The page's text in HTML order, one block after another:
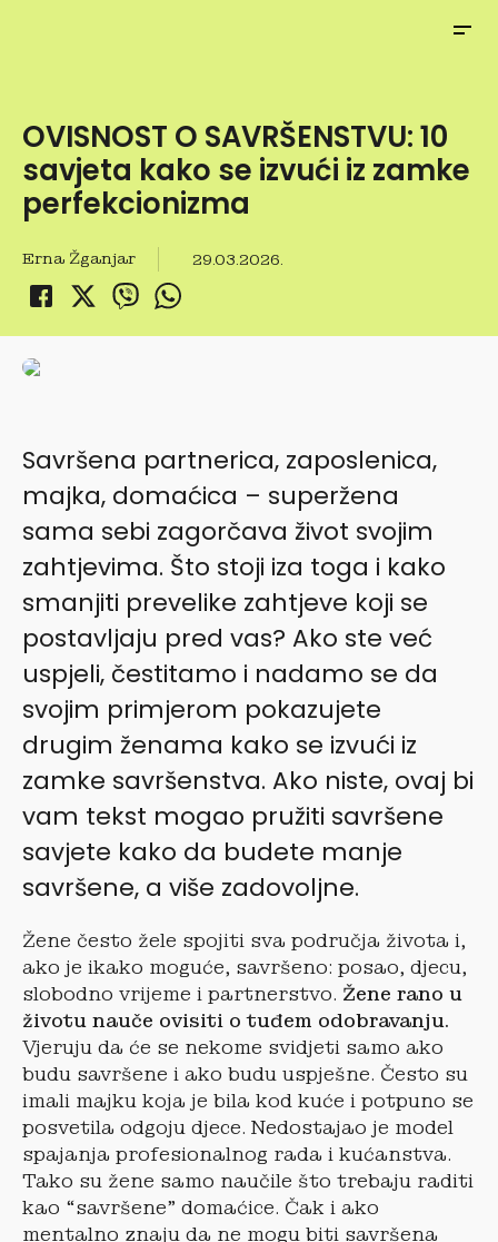
OVISNOST O SAVRŠENSTVU: 10
savjeta kako se izvući iz zamke
perfekcionizma
Erna Žganjar 29.03.2026.
Savršena partnerica, zaposlenica,
majka, domaćica – superžena
sama sebi zagorčava život svojim
zahtjevima. Što stoji iza toga i kako
smanjiti prevelike zahtjeve koji se
postavljaju pred vas? Ako ste već
uspjeli, čestitamo i nadamo se da
svojim primjerom pokazujete
drugim ženama kako se izvući iz
zamke savršenstva. Ako niste, ovaj bi
vam tekst mogao pružiti savršene
savjete kako da budete manje
savršene, a više zadovoljne.
Žene često žele spojiti sva područja života i,
ako je ikako moguće, savršeno: posao, djecu,
slobodno vrijeme i partnerstvo. Žene rano u
životu nauče ovisiti o tuđem odobravanju.
Vjeruju da će se nekome svidjeti samo ako
budu savršene i ako budu uspješne. Često su
imali majku koja je bila kod kuće i potpuno se
posvetila odgoju djece. Nedostajao je model
spajanja profesionalnog rada i kućanstva.
Tako su žene samo naučile što trebaju raditi
kao “savršene” domaćice. Čak i ako
mentalno znaju da ne mogu biti savršena